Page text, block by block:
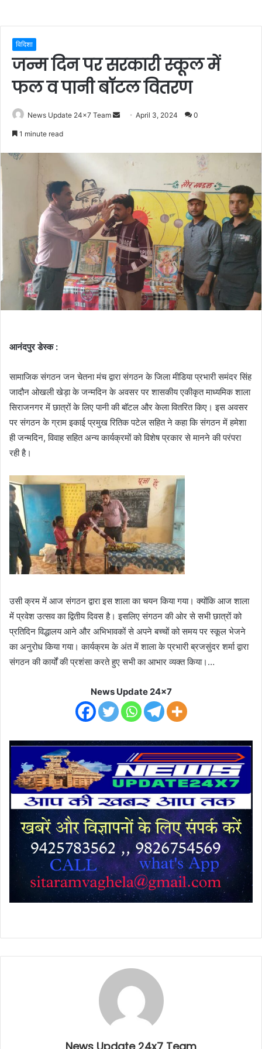
विदिशा
जन्म दिन पर सरकारी स्कूल में
फल व पानी बॉटल वितरण
News Update 24x7 Team
Send April 3, 2024 0
1 minute read
आनंदपुर डेस्क :
सामाजिक संगठन जन चेतना मंच द्वारा संगठन के जिला मीडिया प्रभारी समंदर सिंह
जादौन ओखली खेड़ा के जन्मदिन के अवसर पर शासकीय एकीकृत माध्यमिक शाला
सिराजनगर में छात्रों के लिए पानी की बॉटल और केला वितरित किए। इस अवसर
पर संगठन के ग्राम इकाई प्रमुख रितिक पटेल सहित ने कहा कि संगठन में हमेशा
ही जन्मदिन, विवाह सहित अन्य कार्यक्रमों को विशेष प्रकार से मानने की परंपरा
रही है।
उसी क्रम में आज संगठन द्वारा इस शाला का चयन किया गया। क्योंकि आज शाला
में प्रवेश उत्सव का द्वितीय दिवस है। इसलिए संगठन की ओर से सभी छात्रों को
प्रतिदिन विद्धालय आने और अभिभावकों से अपने बच्चों को समय पर स्कूल भेजने
का अनुरोध किया गया। कार्यक्रम के अंत में शाला के प्रभारी ब्रजसुंदर शर्मा द्वारा
संगठन की कार्यों की प्रशंसा करते हुए सभी का आभार व्यक्त किया।…
News Update 24x7